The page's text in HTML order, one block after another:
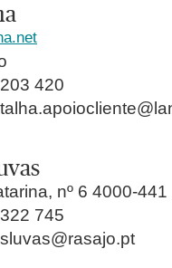
420
nº 6 4000-441
745